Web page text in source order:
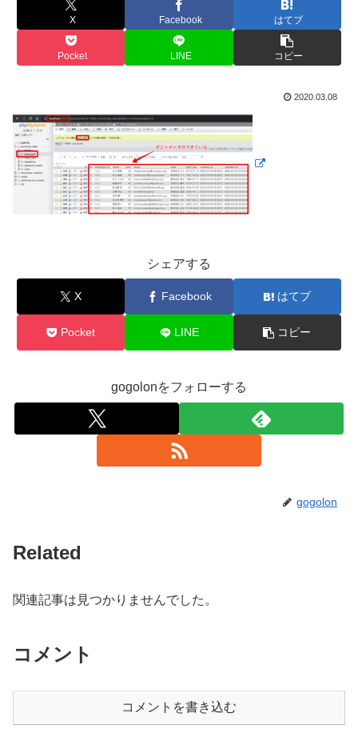
X Facebook はてブ
Pocket LINE コピー
2020.03.08
シェアする
X Facebook はてブ
Pocket LINE コピー
gogolonをフォローする
gogolon
Related
関連記事は見つかりませんでした。
コメント
コメントを書き込む